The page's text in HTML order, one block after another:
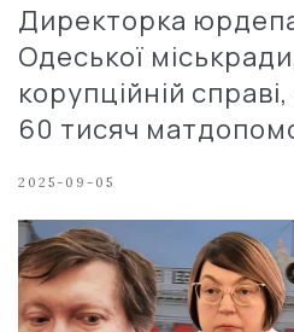
Директорка
Одеської
корупційній
60 тисяч
2025-09-05